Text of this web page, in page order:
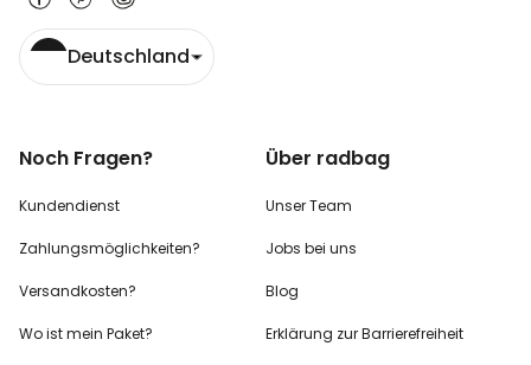
Deutschland
Noch Fragen?
Kundendienst
Zahlungsmöglichkeiten?
Versandkosten?
Wo ist mein Paket?
Über radbag
Unser Team
Jobs bei uns
Blog
Erklärung zur Barrierefreiheit